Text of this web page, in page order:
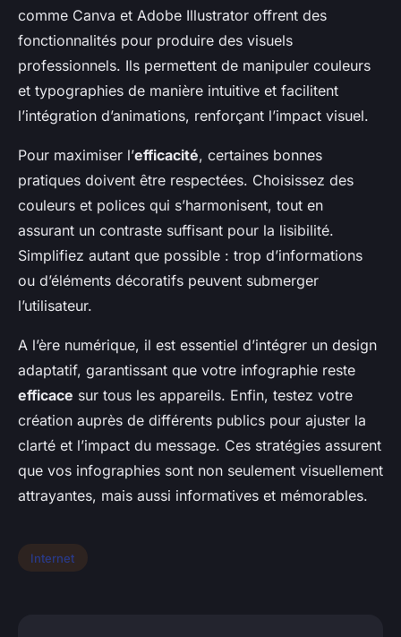
comme Canva et Adobe Illustrator offrent des
fonctionnalités pour produire des visuels
professionnels. Ils permettent de manipuler couleurs
et typographies de manière intuitive et facilitent
l’intégration d’animations, renforçant l’impact visuel.
Pour maximiser l’efficacité, certaines bonnes
pratiques doivent être respectées. Choisissez des
couleurs et polices qui s’harmonisent, tout en
assurant un contraste suffisant pour la lisibilité.
Simplifiez autant que possible : trop d’informations
ou d’éléments décoratifs peuvent submerger
l’utilisateur.
A l’ère numérique, il est essentiel d’intégrer un design
adaptatif, garantissant que votre infographie reste
efficace sur tous les appareils. Enfin, testez votre
création auprès de différents publics pour ajuster la
clarté et l’impact du message. Ces stratégies assurent
que vos infographies sont non seulement visuellement
attrayantes, mais aussi informatives et mémorables.
Internet